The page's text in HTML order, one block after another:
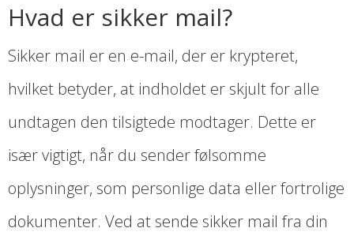
Hvad er sikker mail?
Sikker mail er en e-mail, der er krypteret,
hvilket betyder, at indholdet er skjult for alle
undtagen den tilsigtede modtager. Dette er
især vigtigt, når du sender følsomme
oplysninger, som personlige data eller fortrolige
dokumenter. Ved at sende sikker mail fra din